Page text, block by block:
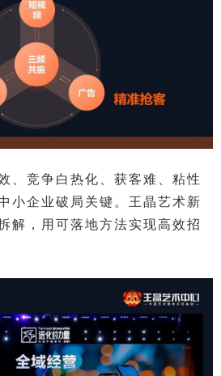
、竞争白热化、获客难、粘性
小企业破局关键。王晶艺术新
解，用可落地方法实现高效招